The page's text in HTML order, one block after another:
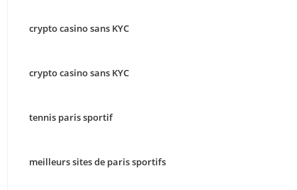
crypto casino sans KYC
crypto casino sans KYC
tennis paris sportif
meilleurs sites de paris sportifs